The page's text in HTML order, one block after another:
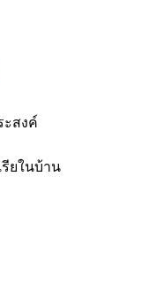
สงค์
รียในบ้าน